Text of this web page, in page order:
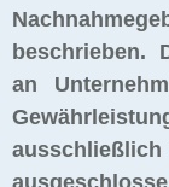
beschrieben.
an
ausschließlich